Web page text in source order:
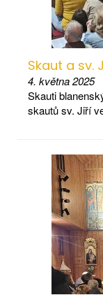
Skaut a sv.
4. května 2025
Skauti
skautů sv. Jiří